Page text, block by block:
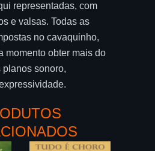
representadas, com
e valsas. Todas as
no cavaquinho,
momento obter mais do
planos sonoro,